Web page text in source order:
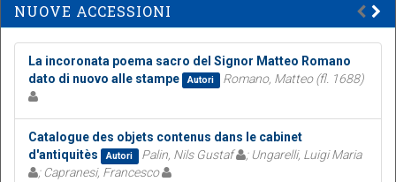
NUOVE ACCESSIONI
La incoronata poema sacro del Signor Matteo Romano
dato di nuovo alle stampe
Autori Romano, Matteo (fl. 1688)
Catalogue des objets contenus dans le cabinet
d'antiquitès
Autori Palin, Nils Gustaf
; Ungarelli, Luigi Maria
; Capranesi, Francesco